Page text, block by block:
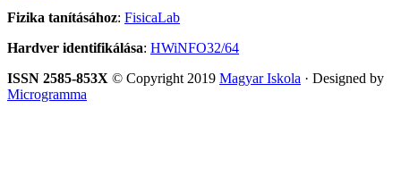
Fizika tanításához: FisicaLab
Hardver identifikálása: HWiNFO32/64
ISSN 2585-853X © Copyright 2019 Magyar Iskola · Designed by
Microgramma